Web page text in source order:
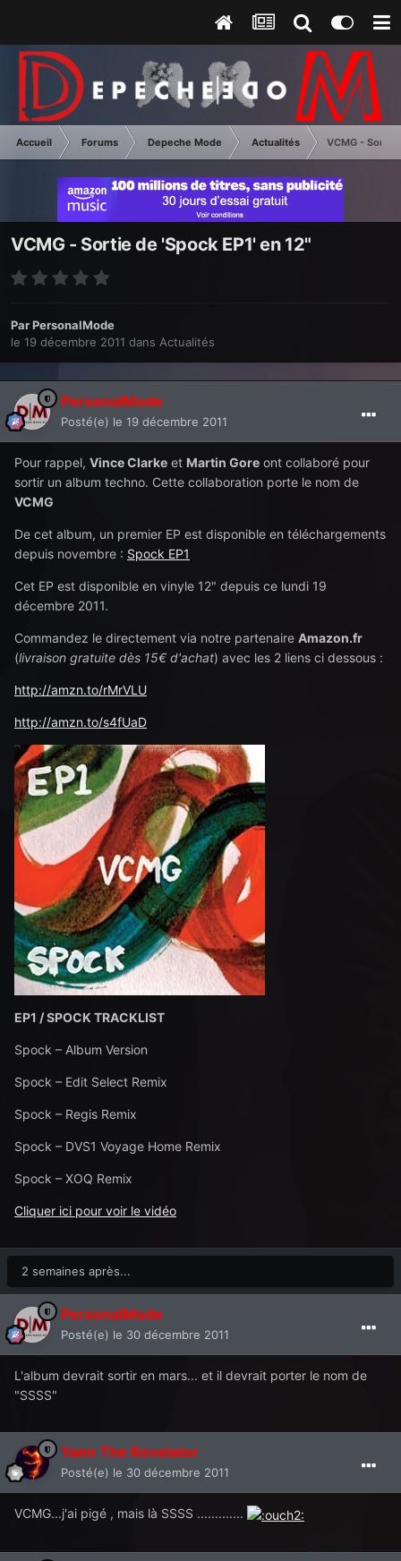
Accueil Forums Depeche Mode Actualités VCMG - Sortie
VCMG - Sortie de 'Spock EP1' en 12"
ParPersonalMode
le 19 décembre 2011 dans Actualités
PersonalMode
Posté(e) le 19 décembre 2011
Pour rappel, Vince Clarke et Martin Gore ont collaboré pour
sortir un album techno. Cette collaboration porte le nom de
VCMG
De cet album, un premier EP est disponible en téléchargements
depuis novembre : Spock EP1
Cet EP est disponible en vinyle 12" depuis ce lundi 19
décembre 2011.
Commandez le directement via notre partenaire Amazon.fr
(livraison gratuite dès 15€ d'achat) avec les 2 liens ci dessous :
http://amzn.to/rMrVLU
http://amzn.to/s4fUaD
EP1 / SPOCK TRACKLIST
Spock – Album Version
Spock – Edit Select Remix
Spock – Regis Remix
Spock – DVS1 Voyage Home Remix
Spock – XOQ Remix
Cliquer ici pour voir le vidéo
2 semaines après...
PersonalMode
Posté(e) le 30 décembre 2011
L'album devrait sortir en mars... et il devrait porter le nom de
"SSSS"
Yann The Revelator
Posté(e) le 30 décembre 2011
VCMG...j'ai pigé , mais là SSSS .............